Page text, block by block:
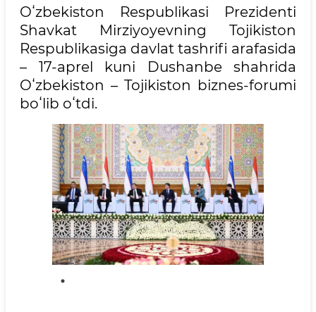
Oʻzbekiston Respublikasi Prezidenti
Shavkat Mirziyoyevning Tojikiston
Respublikasiga davlat tashrifi arafasida
– 17-aprel kuni Dushanbe shahrida
Oʻzbekiston – Tojikiston biznes-forumi
boʻlib oʻtdi.